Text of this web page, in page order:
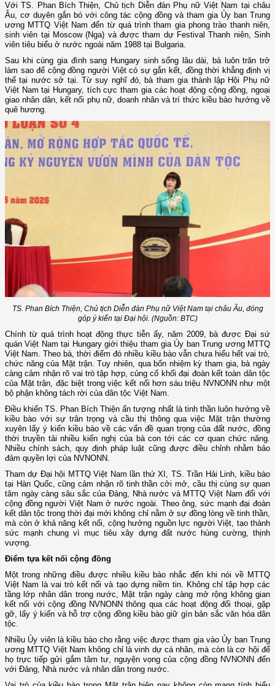
Với TS. Phan Bích Thiện, Chủ tịch Diễn đàn Phụ nữ Việt Nam tại châu
Âu, cơ duyên gắn bó với công tác cộng đồng và tham gia Ủy ban Trung
ương MTTQ Việt Nam đến từ quá trình tham gia phong trào thanh niên,
sinh viên tại Moscow (Nga) và được tham dự Festival Thanh niên, Sinh
viên tiêu biểu ở nước ngoài năm 1988 tại Bulgaria.
Sau khi cùng gia đình sang Hungary sinh sống lâu dài, bà luôn trăn trở
làm sao để cộng đồng người Việt có sự gắn kết, đồng thời khẳng định vị
thế tại nước sở tại. Từ suy nghĩ đó, bà tham gia thành lập Hội Phụ nữ
Việt Nam tại Hungary, tích cực tham gia các hoạt động cộng đồng, ngoại
giao nhân dân, kết nối phụ nữ, doanh nhân và trí thức kiều bào hướng về
quê hương.
TS. Phan Bích Thiện, Chủ tịch Diễn đàn Phụ nữ Việt Nam tại châu Âu, đóng
góp ý kiến tại Đại hội. (Nguồn: BTC)
Chính từ quá trình hoạt động thực tiễn ấy, năm 2009, bà được Đại sứ
quán Việt Nam tại Hungary giới thiệu tham gia Ủy ban Trung ương MTTQ
Việt Nam. Theo bà, thời điểm đó nhiều kiều bào vẫn chưa hiểu hết vai trò,
chức năng của Mặt trận. Tuy nhiên, qua bốn nhiệm kỳ tham gia, bà ngày
càng cảm nhận rõ vai trò tập hợp, củng cố khối đại đoàn kết toàn dân tộc
của Mặt trận, đặc biệt trong việc kết nối hơn sáu triệu NVNONN như một
bộ phận không tách rời của dân tộc Việt Nam.
Điều khiến TS. Phan Bích Thiện ấn tượng nhất là tinh thần luôn hướng về
kiều bào với sự trân trọng và cầu thị thông qua việc Mặt trận thường
xuyên lấy ý kiến kiều bào về các vấn đề quan trọng của đất nước, đồng
thời truyền tải nhiều kiến nghị của bà con tới các cơ quan chức năng.
Nhiều chính sách, quy định pháp luật cũng được điều chỉnh nhằm bảo
đảm quyền lợi của NVNONN.
Tham dự Đại hội MTTQ Việt Nam lần thứ XI, TS. Trần Hải Linh, kiều bào
tại Hàn Quốc, cũng cảm nhận rõ tinh thần cởi mở, cầu thị cùng sự quan
tâm ngày càng sâu sắc của Đảng, Nhà nước và MTTQ Việt Nam đối với
cộng đồng người Việt Nam ở nước ngoài. Theo ông, sức mạnh đại đoàn
kết dân tộc trong thời đại mới không chỉ nằm ở sự đồng lòng về tinh thần,
mà còn ở khả năng kết nối, cộng hưởng nguồn lực người Việt, tạo thành
sức mạnh chung vì mục tiêu xây dựng đất nước hùng cường, thịnh
vượng.
Điểm tựa kết nối cộng đồng
Một trong những điều được nhiều kiều bào nhắc đến khi nói về MTTQ
Việt Nam là vai trò kết nối và tạo dựng niềm tin. Không chỉ tập hợp các
tầng lớp nhân dân trong nước, Mặt trận ngày càng mở rộng không gian
kết nối với cộng đồng NVNONN thông qua các hoạt động đối thoại, gặp
gỡ, lấy ý kiến và hỗ trợ cộng đồng kiều bào giữ gìn bản sắc văn hóa dân
tộc.
Nhiều Ủy viên là kiều bào cho rằng việc được tham gia vào Ủy ban Trung
ương MTTQ Việt Nam không chỉ là vinh dự cá nhân, mà còn là cơ hội để
họ trực tiếp gửi gắm tâm tư, nguyện vọng của cộng đồng NVNONN đến
với Đảng, Nhà nước và nhân dân trong nước.